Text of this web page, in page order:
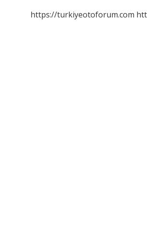
https://turkiyeotoforum.com